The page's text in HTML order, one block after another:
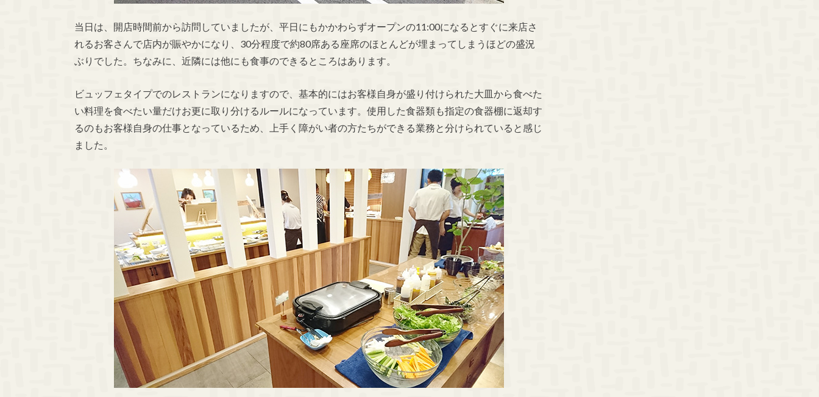
当日は、開店時間前から訪問していましたが、平日にもかかわらずオープンの11:00になるとすぐに来店さ
れるお客さんで店内が賑やかになり、 30分程度で約80席ある座席のほとんどが埋まってしまうほどの盛況
ぶりでした。ちなみに、近隣には他にも食事のできるところはあります。
ビュッフェタイプでのレストランになりますので、基本的にはお客様自身が盛り付けられた大皿から食べた
い料理を食べたい量だけお更に取り分けるルールになっています。使用した食器類も指定の食器棚に返却す
るのもお客様自身の仕事となっているため、上手く障がい者の方たちができる業務と分けられていると感じ
ました。